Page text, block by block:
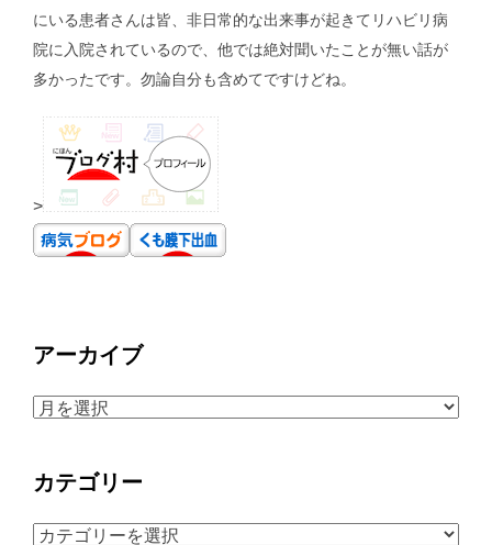
にいる患者さんは皆、非日常的な出来事が起きてリハビリ病
院に入院されているので、他では絶対聞いたことが無い話が
多かったです。勿論自分も含めてですけどね。
>
アーカイブ
ア
ブ
カテゴリー
カ